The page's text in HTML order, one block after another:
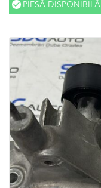
PIESĂ DISPONIBILĂ